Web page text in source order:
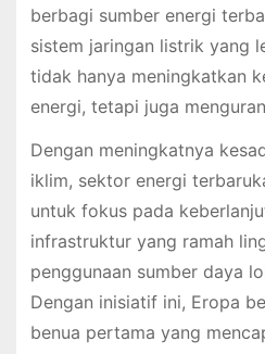
berbagi sumber energi
sistem jaringan listrik yang
tidak hanya meningkatkan
energi, tetapi juga
Dengan meningkatnya
iklim, sektor energi
untuk fokus pada
infrastruktur yang ramah
penggunaan sumber daya
Dengan inisiatif ini, Eropa
benua pertama yang